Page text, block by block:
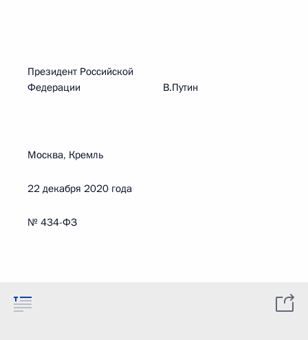
Президент Российской
Федерации В.Путин
Москва, Кремль
22 декабря 2020 года
№ 434-ФЗ